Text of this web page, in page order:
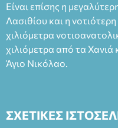
Είναι επίσης η
Λασιθίου και η
χιλιόμετρα
χιλιόμετρα από τα Χανιά
Άγιο Νικόλαο.
ΣΧΕΤΙΚΕΣ